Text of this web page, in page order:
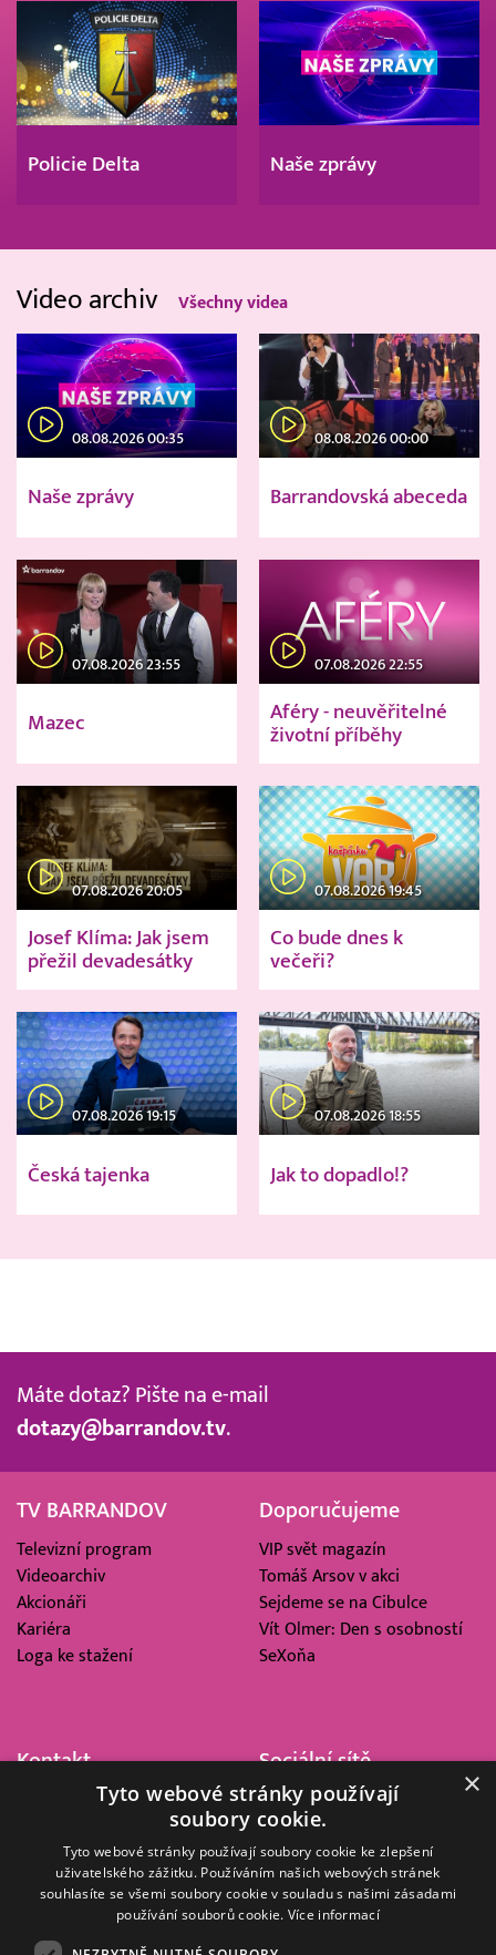
Policie Delta Naše zprávy
Video archiv Všechny videa
08.08.2026 00:35
Naše zprávy
08.08.2026 00:00
Barrandovská abeceda
07.08.2026 23:55
Mazec
07.08.2026 22:55
Aféry - neuvěřitelné
životní příběhy
07.08.2026 20:05
Josef Klíma: Jak jsem
přežil devadesátky
07.08.2026 19:45
Co bude dnes k
večeři?
07.08.2026 19:15
Česká tajenka
07.08.2026 18:55
Jak to dopadlo!?
Máte dotaz? Pište na e-mail
dotazy@barrandov.tv.
TV BARRANDOV
Televizní program
Videoarchiv
Akcionáři
Kariéra
Loga ke stažení
Doporučujeme
VIP svět magazín
Tomáš Arsov v akci
Sejdeme se na Cibulce
Vít Olmer: Den s osobností
SeXoňa
Kontakt
Barrandov Televizní Studio,
Kříženeckého nám. 322
152 00 Praha 5
IČ 416 93 311
Sociální sítě
×
Tyto webové stránky používají
soubory cookie.
Tyto webové stránky používají soubory cookie ke zlepšení
uživatelského zážitku. Používáním našich webových stránek
souhlasíte se všemi soubory cookie v souladu s našimi zásadami
používání souborů cookie. Více informací